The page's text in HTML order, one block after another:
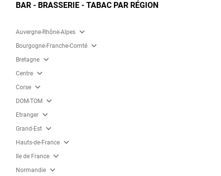
BAR - BRASSERIE - TABAC PAR RÉGION
Auvergne-Rhône-Alpes expand_more
Bourgogne-Franche-Comté expand_more
Bretagne expand_more
Centre expand_more
Corse expand_more
DOM-TOM expand_more
Etranger expand_more
Grand-Est expand_more
Hauts-de-France expand_more
Ile de France expand_more
Normandie expand_more